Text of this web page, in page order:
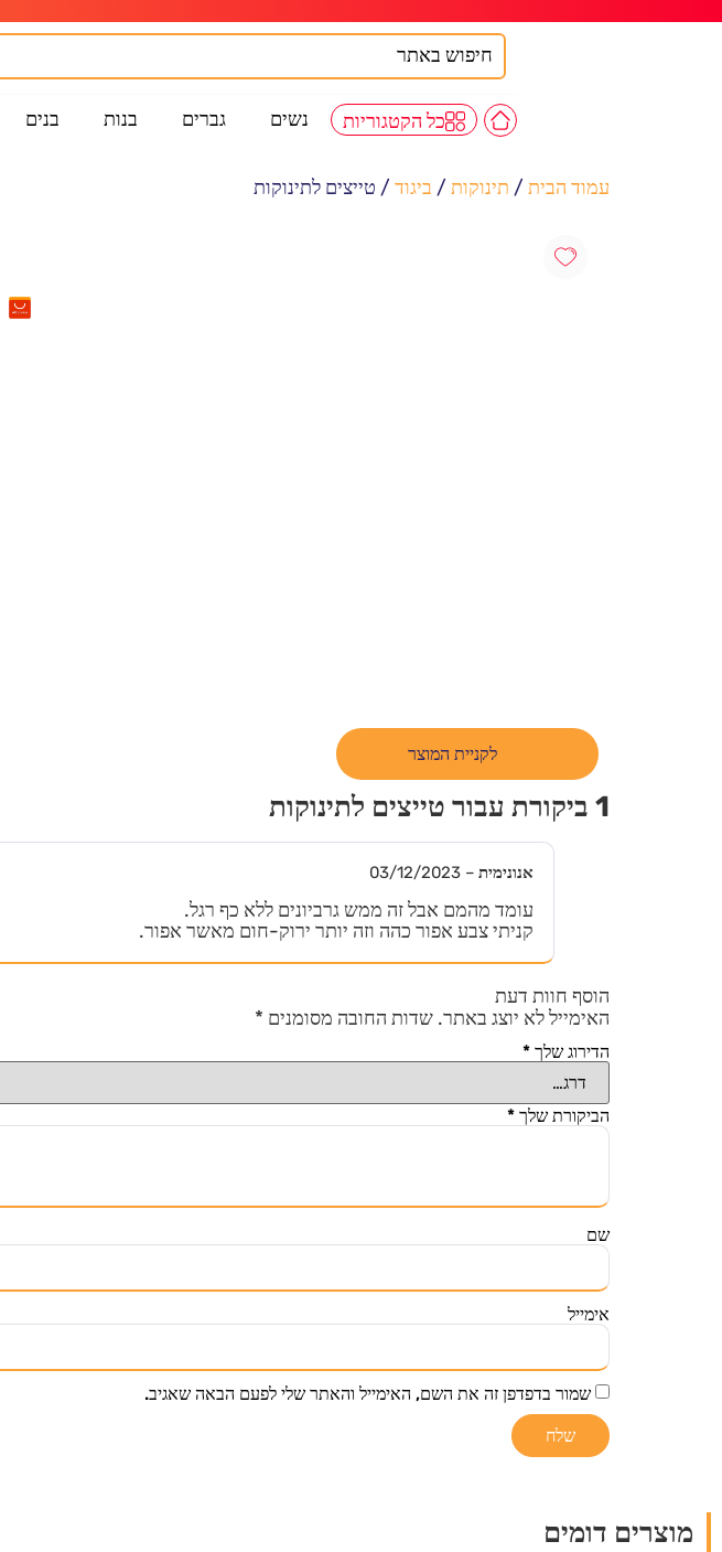
כל הקטגוריות נשים גברים בנות בנים
עמוד הבית/ תינוקות/ ביגוד/ טייצים לתינוקות
לקניית המוצר
1 ביקורת עבור טייצים לתינוקות
אנונימית –
03/12/2023
עומד מהמם אבל זה ממש גרביונים ללא כף רגל.
קניתי צבע אפור כהה וזה יותר ירוק-חום מאשר אפור.
הוסף חוות דעת
האימייל לא יוצג באתר. שדות החובה מסומנים *
הדירוג שלך *
הביקורת שלך *
שם
אימייל
שמור בדפדפן זה את השם, האימייל והאתר שלי לפעם הבאה שאגיב.
מוצרים דומים